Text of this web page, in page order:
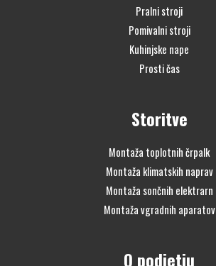
Pralni stroji
Pomivalni stroji
Kuhinjske nape
Prosti čas
Storitve
Montaža toplotnih črpalk
Montaža klimatskih naprav
Montaža sončnih elektrarn
Montaža vgradnih aparatov
O podjetju